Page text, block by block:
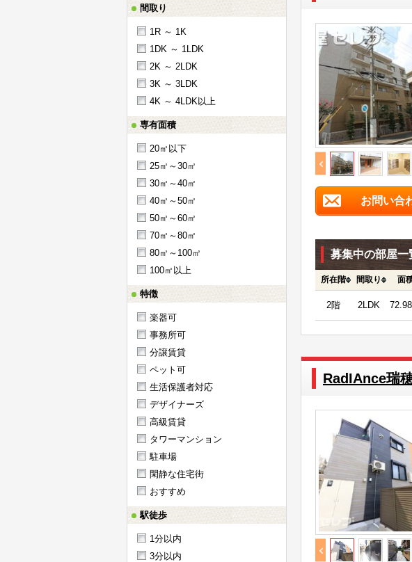
間取り
1R ～ 1K
1DK ～ 1LDK
2K ～ 2LDK
3K ～ 3LDK
4K ～ 4LDK以上
専有面積
20㎡以下
25㎡～30㎡
30㎡～40㎡
40㎡～50㎡
50㎡～60㎡
70㎡～80㎡
80㎡～100㎡
100㎡以上
特徴
楽器可
事務所可
分譲賃貸
ペット可
生活保護者対応
デザイナーズ
高級賃貸
タワーマンション
駐車場
閑静な住宅街
おすすめ
駅徒歩
1分以内
3分以内
お問い合
募集中の部屋一
所在階 間取り 面
2階 2LDK
RadIAnce瑞